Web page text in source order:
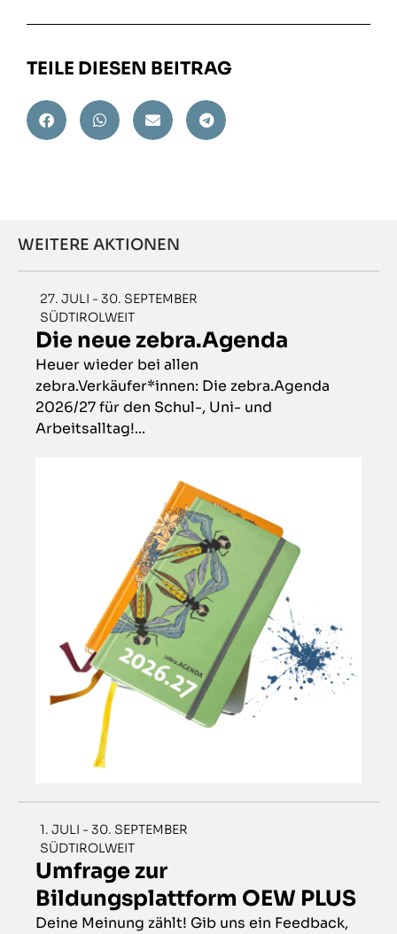
TEILE DIESEN BEITRAG
WEITERE AKTIONEN
27. JULI - 30. SEPTEMBER
SÜDTIROLWEIT
Die neue zebra.Agenda
Heuer wieder bei allen
zebra.Verkäufer*innen: Die zebra.Agenda
2026/27 für den Schul-, Uni- und
Arbeitsalltag!...
1. JULI - 30. SEPTEMBER
SÜDTIROLWEIT
Umfrage zur
Bildungsplattform OEW PLUS
Deine Meinung zählt! Gib uns ein Feedback,